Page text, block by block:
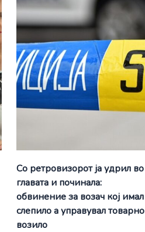
Со ретровизорот ја удрил во
главата и починала:
обвинение за возач кој имал
слепило а управувал товарно
возило